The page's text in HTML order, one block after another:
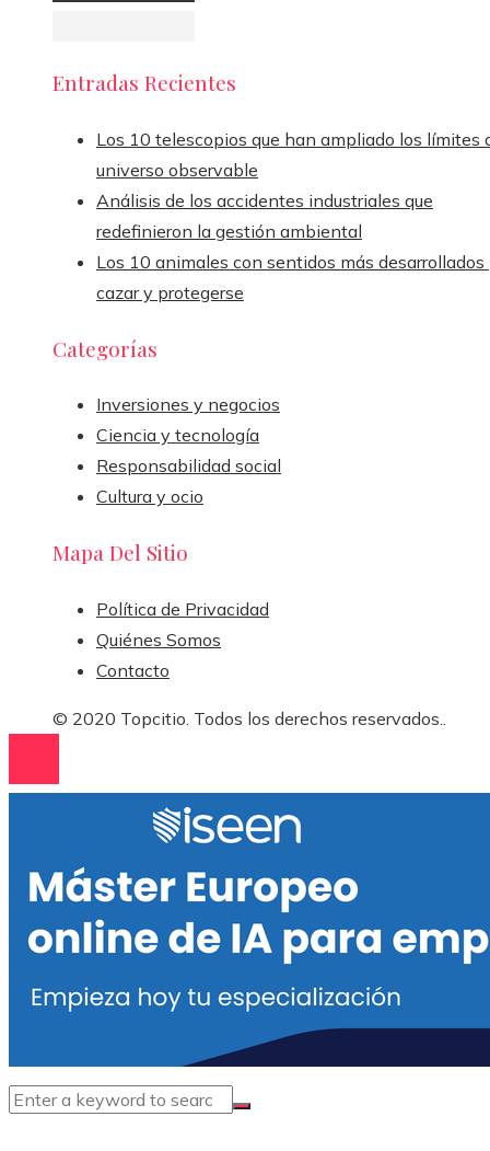
Entradas Recientes
Los 10 telescopios que han ampliado los límites
universo observable
Análisis de los accidentes industriales que
redefinieron la gestión ambiental
Los 10 animales con sentidos más desarrollados
cazar y protegerse
Categorías
Inversiones y negocios
Ciencia y tecnología
Responsabilidad social
Cultura y ocio
Mapa Del Sitio
Política de Privacidad
Quiénes Somos
Contacto
© 2020 Topcitio. Todos los derechos reservados..